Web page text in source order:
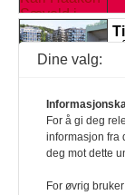
Dine valg:
For å gi deg
informasjon fra
deg mot dette
For øvrig